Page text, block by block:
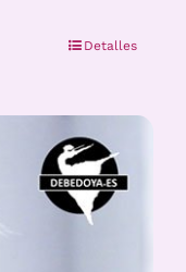
Detalles